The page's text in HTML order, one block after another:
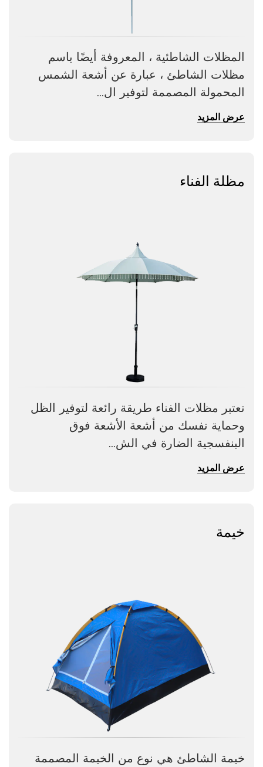
المظلات الشاطئية ، المعروفة أيضًا باسم
مظلات الشاطئ ، عبارة عن أشعة الشمس
المحمولة المصممة لتوفير ال...
عرض المزيد
مظلة الفناء
تعتبر مظلات الفناء طريقة رائعة لتوفير الظل
وحماية نفسك من أشعة الأشعة فوق
البنفسجية الضارة في الش...
عرض المزيد
خيمة
خيمة الشاطئ هي نوع من الخيمة المصممة